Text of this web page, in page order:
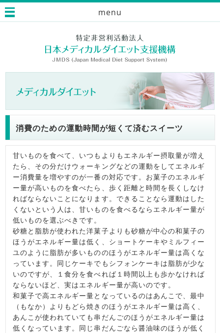
menu
消費のための運動時間が短くて済むスイーツ
甘いものを食べて、いつもよりもエネルギー摂取量が増え
たら、その分だけウォーキングなどの運動をしてエネルギ
ー消費量を増やすのが一番の対応です。お菓子のエネルギ
ー量が高いものを食べたら、歩く距離と時間を長くしなけ
ればならないことになります。できることなら運動はした
くないという人は、甘いものを食べるならエネルギー量が
低いものを選ぶべきです。
砂糖と脂肪が使われた洋菓子よりも砂糖が中心の和菓子の
ほうがエネルギー量は低く、ショートケーキやミルフィー
ユのように脂肪が多いもののほうがエネルギー量は高くな
っています。同じケーキでもシフォンケーキは脂肪が少な
いのですが、１食分を食べれば１時間以上も歩かなければ
ならないほど、実はエネルギー量が高いのです。
和菓子で高エネルギー量となっているのはあんこで、最中
（もなか）よりもどら焼きのほうがエネルギー量は高く、
あんこが使われていても串だんごのほうがエネルギー量は
低くなっています。同じ串だんごなら醤油味のほうが低く